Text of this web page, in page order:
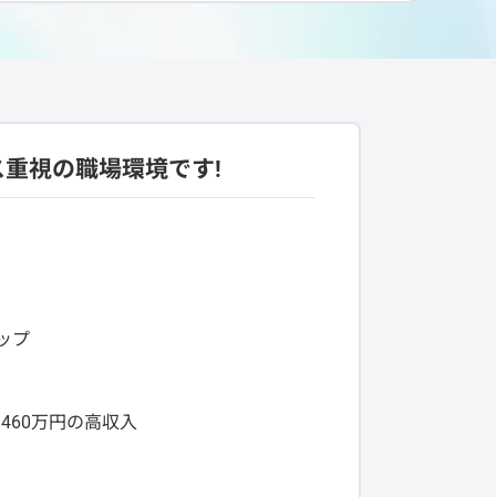
視の職場環境です!
プ
万円の高収入